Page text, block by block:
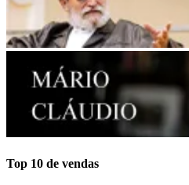
Top 10 de vendas